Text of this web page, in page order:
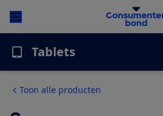
Tablets
Toon alle producten